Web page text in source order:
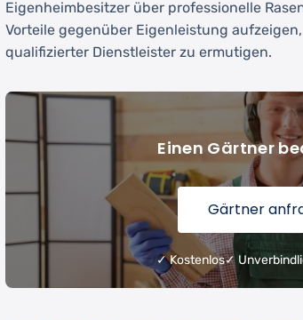
Eigenheimbesitzer über professionelle
Vorteile gegenüber Eigenleistung
qualifizierter Dienstleister zu ermutigen.
Einen Gärtner
Gärtner
✓ Kostenlos✓